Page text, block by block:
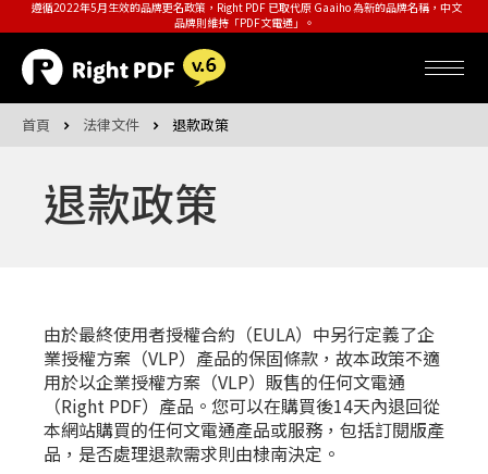
遵循2022年5月生效的品牌更名政策，Right PDF 已取代原 Gaaiho 為新的品牌名稱，中文
品牌則維持「PDF文電通」。
首頁 法律文件 退款政策
退款政策
由於最終使用者授權合約（EULA）中另行定義了企
業授權方案（VLP）產品的保固條款，故本政策不適
用於以企業授權方案（VLP）販售的任何文電通
（Right PDF）產品。您可以在購買後14天內退回從
本網站購買的任何文電通產品或服務，包括訂閱版產
品，是否處理退款需求則由棣南決定。